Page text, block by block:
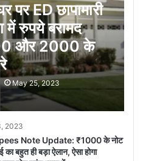
ED छापामारी
में रुपये बरामद
और 2000 के
May 25, 2023
2023
Note Update: ₹1000 के नोट
बहुत ही बड़ा ऐलान, ऐसा होगा